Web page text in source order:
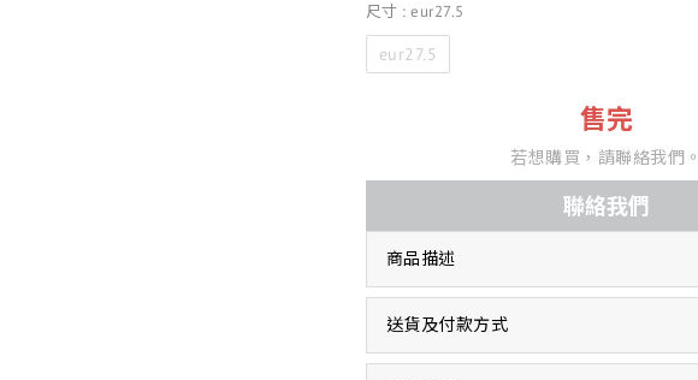
尺寸 : eur27.5
eur27.5
售完
若想購買，請聯絡我們。
聯絡我們
商品描述
送貨及付款方式